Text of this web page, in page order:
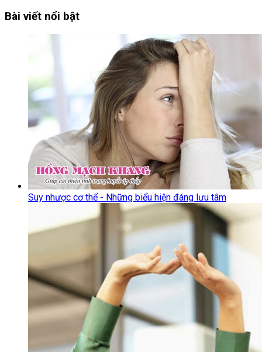
Bài viết nổi bật
Suy nhược cơ thể - Những biểu hiện đáng lưu tâm